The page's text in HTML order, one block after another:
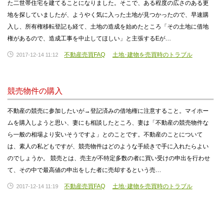
た二世帯住宅を建てることになりました。そこで、ある程度の広さのある更
地を探していましたが、ようやく気に入った土地が見つかったので、早速購
入し、所有権移転登記も経て、土地の造成を始めたところ「その土地に借地
権があるので、造成工事を中止してほしい」と主張するEが…
2017-12-14 11:12 不動産売買FAQ 土地･建物を売買時のトラブル
競売物件の購入
不動産の競売に参加したいが→登記済みの借地権に注意すること。マイホー
ムを購入しようと思い、妻にも相談したところ、妻は「不動産の競売物件な
ら一般の相場より安いそうですよ」とのことです。不動産のことについて
は、素人の私どもですが、競売物件はどのような手続きで手に入れたらよい
のでしょうか。 競売とは、売主が不特定多数の者に買い受けの申出を行わせ
て、その中で最高値の申出をした者に売却するという売…
2017-12-14 11:19 不動産売買FAQ 土地･建物を売買時のトラブル